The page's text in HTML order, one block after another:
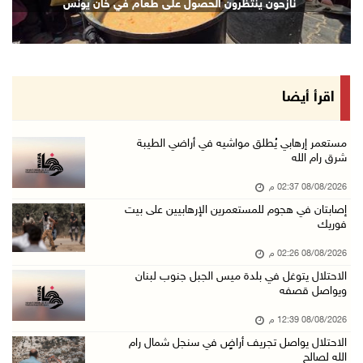
08/آب/2026 12:42 م
الاحتلال يتوغل في بلدة ميس الجبل جنوب لبنان و ...
سلطة المياه تطلق مشروعا وطنيا يقود التحول نحو ...
الإعصار "دولفين" يضرب أوكيناوا باليابان والصي ...
08/آب/2026 12:08 م
42 الف مسافر تنقلوا عبر معبر الكرامة الأسبوع ...
08/آب/2026 11:44 ص
منتخبنا الوطني للتايكواندو يستهل مشاركته في ب ...
08/آب/2026 11:06 ص
"فانا": الثقافة البحرينية تـصون الهوية الوطني ...
نازحون ينتظرون الحصول على طعام في خان يونس
اقرأ أيضا
مستعمر إرهابي يُطلق مواشيه في أراضي الطيبة
شرق رام الله
08/08/2026 02:37 م
إصابتان في هجوم للمستعمرين الإرهابيين على بيت
فوريك
08/08/2026 02:26 م
الاحتلال يتوغل في بلدة ميس الجبل جنوب لبنان
ويواصل قصفه
08/08/2026 12:39 م
الاحتلال يواصل تجريف أراضٍ في سنجل شمال رام
الله لصالح